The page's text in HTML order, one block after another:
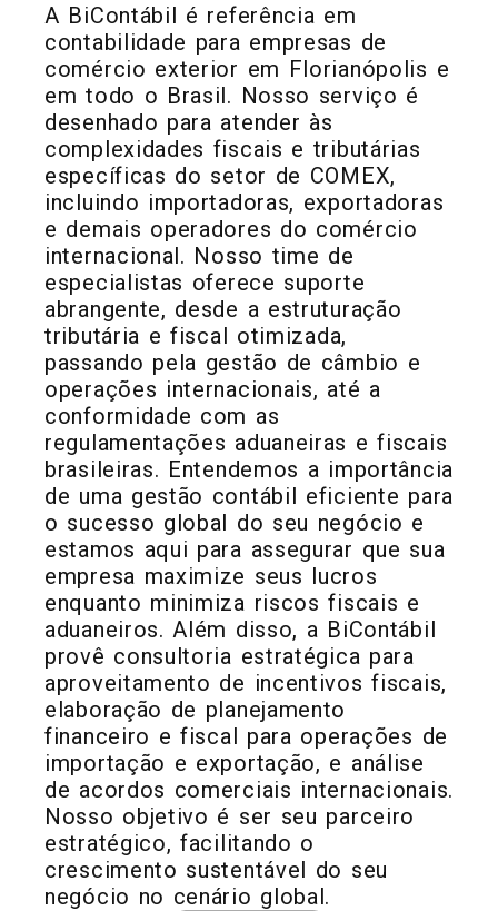
A BiContábil é referência em
contabilidade para empresas de
comércio exterior em Florianópolis e
em todo o Brasil. Nosso serviço é
desenhado para atender às
complexidades fiscais e tributárias
específicas do setor de COMEX,
incluindo importadoras, exportadoras
e demais operadores do comércio
internacional. Nosso time de
especialistas oferece suporte
abrangente, desde a estruturação
tributária e fiscal otimizada,
passando pela gestão de câmbio e
operações internacionais, até a
conformidade com as
regulamentações aduaneiras e fiscais
brasileiras. Entendemos a importância
de uma gestão contábil eficiente para
o sucesso global do seu negócio e
estamos aqui para assegurar que sua
empresa maximize seus lucros
enquanto minimiza riscos fiscais e
aduaneiros. Além disso, a BiContábil
provê consultoria estratégica para
aproveitamento de incentivos fiscais,
elaboração de planejamento
financeiro e fiscal para operações de
importação e exportação, e análise
de acordos comerciais internacionais.
Nosso objetivo é ser seu parceiro
estratégico, facilitando o
crescimento sustentável do seu
negócio no cenário global.